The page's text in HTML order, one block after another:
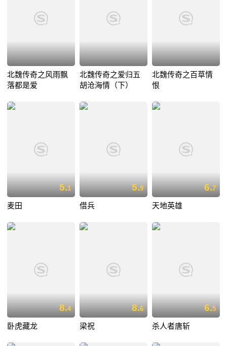
北魏传奇之风雨飘
落都是爱
北魏传奇之爱归五
胡沧海情（下）
北魏传奇之百草情
恨
5.1
麦田
5.9
借兵
6.7
天地英雄
8.4
卧虎藏龙
8.6
梁祝
6.5
杀人者唐斩